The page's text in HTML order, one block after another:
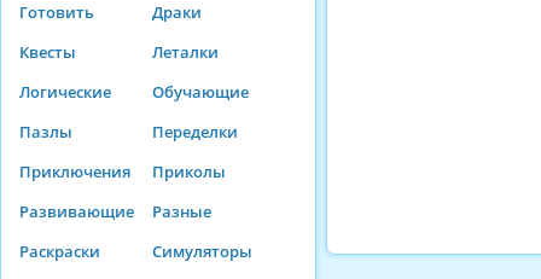
Готовить
Драки
Квесты
Леталки
Логические
Обучающие
Пазлы
Переделки
Приключения
Приколы
Развивающие
Разные
Раскраски
Симуляторы